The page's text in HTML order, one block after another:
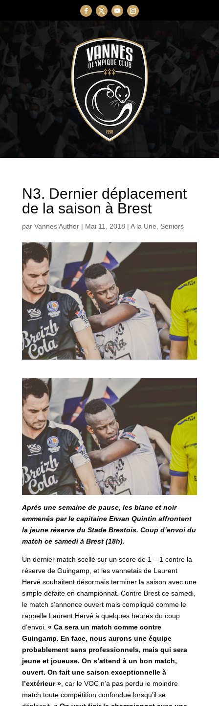
N3. Dernier déplacement
de la saison à Brest
par Vannes Author| Mai 11, 2018 | A la Une, Seniors
Après une semaine de pause, les blanc et noir
emmenés par le capitaine Erwan Quintin affrontent
la jeune réserve du Stade Brestois. Coup d’envoi du
match ce samedi à Brest (18h).
Un dernier match scellé sur un score de 1 – 1 contre la
réserve de Guingamp, et les vannetais de Laurent
Hervé souhaitent désormais terminer la saison avec une
simple défaite en championnat. Contre Brest ce samedi,
le match s’annonce ouvert mais compliqué comme le
rappelle Laurent Hervé à quelques heures du coup
d’envoi. « Ca sera un match comme contre
Guingamp. En face, nous aurons une équipe
probablement sans professionnels, mais qui sera
jeune et joueuse. On s’attend à un bon match,
ouvert. On fait une saison exceptionnelle à
l’extérieur », car le VOC n’a pas perdu le moindre
match toute compétition confondue lorsqu’il se